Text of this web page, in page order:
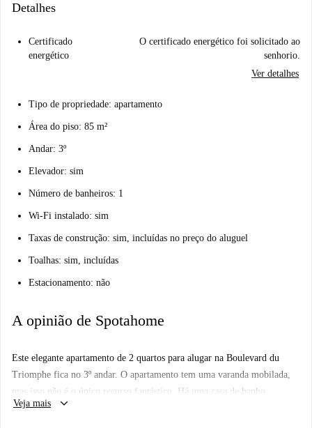
Detalhes
Certificado
energético
O certificado energético foi solicitado ao
senhorio.
Ver detalhes
Tipo de propriedade: apartamento
Área do piso: 85 m²
Andar: 3º
Elevador: sim
Número de banheiros: 1
Wi-Fi instalado: sim
Taxas de construção: sim, incluídas no preço do aluguel
Toalhas: sim, incluídas
Estacionamento: não
A opinião de Spotahome
Este elegante apartamento de 2 quartos para alugar na Boulevard du
Triomphe fica no 3º andar. O apartamento tem uma varanda mobilada,
mas isso não é o único recurso fantástico. Há uma casa de banho
completa com um banheiro, além de uma sala de banho. O quarto duplo
Veja mais keyboard_arrow_down